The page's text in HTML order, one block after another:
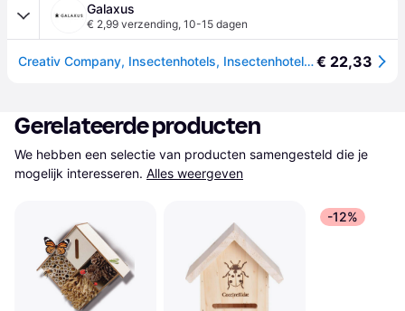
Galaxus
€ 2,99 verzending, 10-15 dagen
Creativ Company, Insectenhotels, Insectenhotel (Bijen, Kantenvleugel, Lieveheersbeestje, Vlinders)€ 22,33
Gerelateerde producten
We hebben een selectie van producten samengesteld die je
mogelijk interesseren. Alles weergeven
-12%